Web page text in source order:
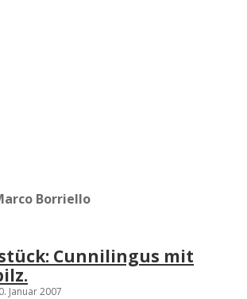
Borriello
Cunnilingus mit
Januar 2007